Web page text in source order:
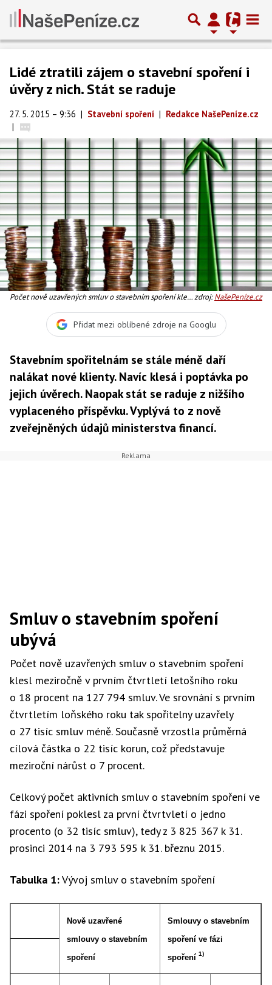
Lidé ztratili zájem o stavební spoření i
úvěry z nich. Stát se raduje
27. 5. 2015 – 9:36 | Stavební spoření | Redakce NašePeníze.cz
|
Počet nově uzavřených smluv o stavebním spoření klesl
na 127 794 smluv. Ve srovnání s prvním čtvrtletím
loňského roku tak spořitelny uzavřely o 27 tisíc smluv
zdroj:NašePeníze.cz
Přidat mezi oblíbené zdroje na Googlu
Stavebním spořitelnám se stále méně daří
nalákat nové klienty. Navíc klesá i poptávka po
jejich úvěrech. Naopak stát se raduje z nižšího
vyplaceného příspěvku. Vyplývá to z nově
zveřejněných údajů ministerstva financí.
Smluv o stavebním spoření
ubývá
Počet nově uzavřených smluv o stavebním spoření
klesl meziročně v prvním čtvrtletí letošního roku
o 18 procent na 127 794 smluv. Ve srovnání s prvním
čtvrtletím loňského roku tak spořitelny uzavřely
o 27 tisíc smluv méně. Současně vrzostla průměrná
cílová částka o 22 tisíc korun, což představuje
meziroční nárůst o 7 procent.
Celkový počet aktivních smluv o stavebním spoření ve
fázi spoření poklesl za první čtvrtvletí o jedno
procento (o 32 tisíc smluv), tedy z 3 825 367 k 31.
prosinci 2014 na 3 793 595 k 31. březnu 2015.
Tabulka 1:Vývoj smluv o stavebním spoření
Nově uzavřené
smlouvy o stavebním
spoření
Smlouvy o stavebním
spoření ve fázi
spoření 1)